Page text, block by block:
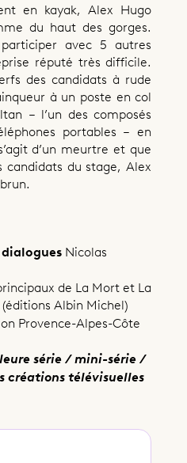
en kayak, Alex Hugo
du haut des gorges.
avec 5 autres
réputé très difficile.
des candidats à rude
à un poste en col
– l’un des composés
portables – en
d’un meurtre et que
candidats du stage, Alex
Nicolas
de La Mort et La
Albin Michel)
Provence-Alpes-Côte
série / mini-série /
créations télévisuelles